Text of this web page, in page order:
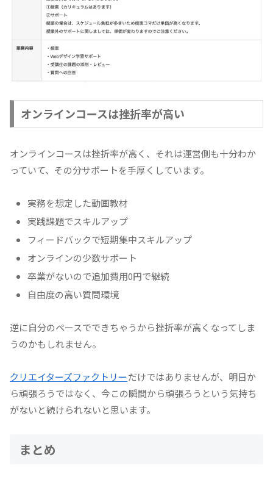
オンラインコースは挫折率が高い
オンラインコースは挫折率が高く、それは運営側も十分わか
っていて、その分サポートを手厚くしています。
実務を想定した動画教材
実践課題でスキルアップ
フィードバックで短期集中スキルアップ
オンラインの少数サポート
卒業がないので追加費用0円で継続
自由度の高い質問環境
逆に自分のペースでできちゃうから挫折率が高くなってしま
うのかもしれません。
クリエイターズファクトリーだけではありませんが、明日か
ら頑張ろうではなく、今この瞬間から頑張ろうという気持ち
がないと続けられないと思います。
まとめ